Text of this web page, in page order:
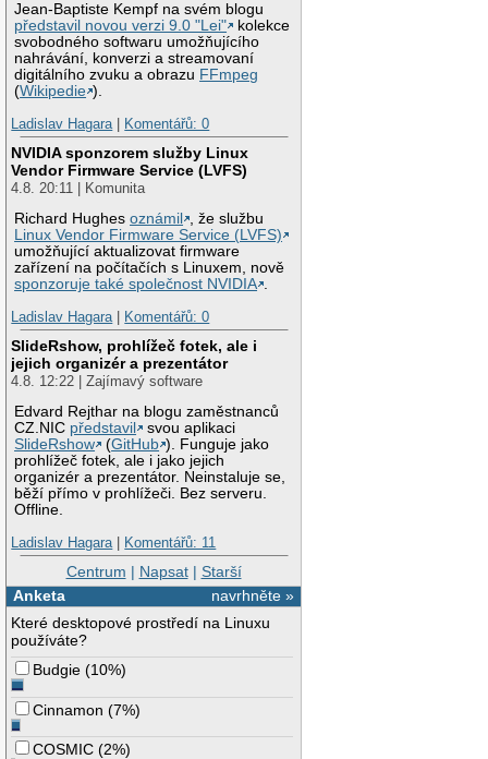
Jean-Baptiste Kempf na svém blogu
představil novou verzi 9.0 "Lei"
kolekce
svobodného softwaru umožňujícího
nahrávání, konverzi a streamovaní
digitálního zvuku a obrazu FFmpeg
(Wikipedie ).
Ladislav Hagara| Komentářů: 0
NVIDIA sponzorem služby Linux
Vendor Firmware Service (LVFS)
4.8. 20:11 | Komunita
Richard Hughesoznámil
, že službu
Linux Vendor Firmware Service (LVFS)
umožňující aktualizovat firmware
zařízení na počítačích s Linuxem, nově
sponzoruje také společnost NVIDIA .
Ladislav Hagara| Komentářů: 0
SlideRshow, prohlížeč fotek, ale i
jejich organizér a prezentátor
4.8. 12:22 | Zajímavý software
Edvard Rejthar na blogu zaměstnanců
CZ.NIC představil
svou aplikaci
SlideRshow
(GitHub ). Funguje jako
prohlížeč fotek, ale i jako jejich
organizér a prezentátor. Neinstaluje se,
běží přímo v prohlížeči. Bez serveru.
Offline.
Ladislav Hagara| Komentářů: 11
Centrum | Napsat| Starší
navrhněte »
Anketa
Které desktopové prostředí na Linuxu
používáte?
Budgie (10%)
Cinnamon (7%)
COSMIC (2%)